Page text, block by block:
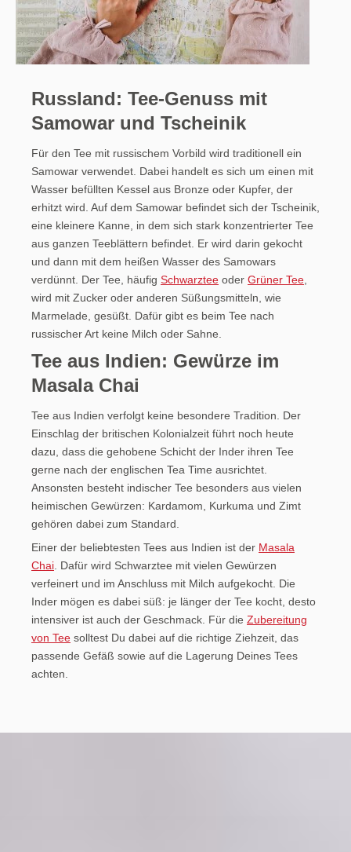
Russland: Tee-Genuss mit
Samowar und Tscheinik
Für den Tee mit russischem Vorbild wird traditionell ein
Samowar verwendet. Dabei handelt es sich um einen mit
Wasser befüllten Kessel aus Bronze oder Kupfer, der
erhitzt wird. Auf dem Samowar befindet sich der Tscheinik,
eine kleinere Kanne, in dem sich stark konzentrierter Tee
aus ganzen Teeblättern befindet. Er wird darin gekocht
und dann mit dem heißen Wasser des Samowars
verdünnt. Der Tee, häufig Schwarztee oder Grüner Tee
wird mit Zucker oder anderen Süßungsmitteln, wie
Marmelade, gesüßt. Dafür gibt es beim Tee nach
russischer Art keine Milch oder Sahne.
Tee aus Indien: Gewürze im
Masala Chai
Tee aus Indien verfolgt keine besondere Tradition. Der
Einschlag der britischen Kolonialzeit führt noch heute
dazu, dass die gehobene Schicht der Inder ihren Tee
gerne nach der englischen Tea Time ausrichtet.
Ansonsten besteht indischer Tee besonders aus vielen
heimischen Gewürzen: Kardamom, Kurkuma und Zimt
gehören dabei zum Standard.
Einer der beliebtesten Tees aus Indien ist der Masala
Chai . Dafür wird Schwarztee mit vielen Gewürzen
verfeinert und im Anschluss mit Milch aufgekocht. Die
Inder mögen es dabei süß: je länger der Tee kocht, desto
intensiver ist auch der Geschmack. Für die Zubereitung
von Tee solltest Du dabei auf die richtige Ziehzeit, das
passende Gefäß sowie auf die Lagerung Deines Tees
achten.